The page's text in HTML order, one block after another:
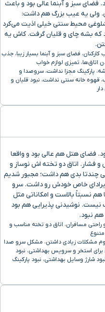
فضای سبز و آبنما عالی بود و باعث
ولی یه عیب بزرگ هم داشت:
محیط سنتی خیلی اذیت می‌کرد
که بشه چای و قلیان گرفت. کاش یه
فضای سبز و آبنما بسیار زیبا، جذب
اتاق‌ها، تمیزی لوازم خواب
پارکینگ مجزا نداشت، سروصدا و
خانه سنتی نداشت، نبود قلیان و
فضای هتل هم عالی بود و واقعا
و فشار. اتاق دو تخته اش نوساز و
۴ نفر می‌خورد. ولی چندتا بدی هم داشت؛ مجبور شدیم
خاص خودش رو داشت. سرو
نسبتاً بالاست و امکاناتی مثل
نوشیدنی پذیرایی هم بود
نبود.
مسافران، اتاق دو تخته مناسب و
مشکلات زیادی داشتن، مشکل سرو صدا
برای استخر و سرویس بهداشتی، نبود
شارژ وسایل بهداشتی، نبود پارکینگ